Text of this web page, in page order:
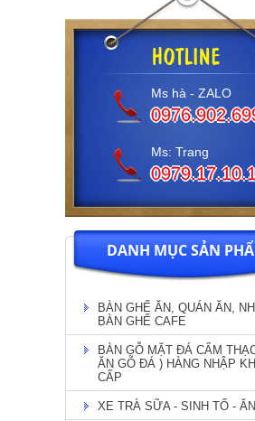
Ms hà - ZALO
Ms: Trang
DANH MỤC SẢN
BÀN GHẾ ĂN, QUÁN ĂN,
BÀN GHẾ CAFE
BÀN GỖ MẶT ĐÁ CẨM
ĂN GỖ ĐÁ ) HÀNG NHẬP
CẤP
XE TRÀ SỮA - SINH TỐ -